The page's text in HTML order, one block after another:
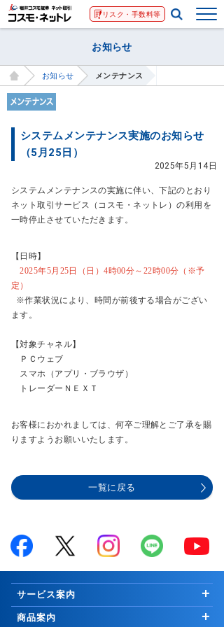
リスク・手数料等
お知らせ
お知らせ メンテナンス
システムメンテナンス実施のお知らせ
（5月25日）
2025年5月14日
システムメンテナンスの実施に伴い、下記のとおり
ネット取引サービス（コスモ・ネットレ）の利用を
一時停止させていただきます。
【日時】
2025年5月25日（日）4時00分～22時00分（※予
定）
※作業状況により、時間が前後する場合がござい
ます。
【対象チャネル】
ＰＣウェブ
スマホ（アプリ・ブラウザ）
トレーダーＮＥＸＴ
お客様におかれましては、何卒ご理解とご了承を賜
りますようお願いいたします。
一覧に戻る
サービス案内
はじめての方へ
商品案内